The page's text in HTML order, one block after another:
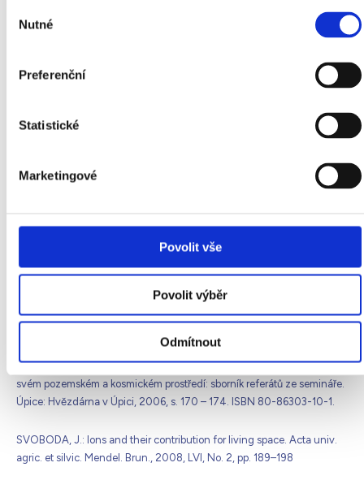
souhlasu
Nutné
Preferenční
Statistické
Marketingové
Povolit vše
Povolit výběr
Odmítnout
vysoce podlimitní hodnota. Dle české legislativy nesmí
hodnoty koncentrace ozónu v životním prostředí překročit
hodnota produkovaného ozonu není vyšší než ta, která se
Coptel, vzdělávací portál pro pedagogické pracovníky a žáky, Ionizace
LAJČÍKOVÁ, A. Elektroiontové mikroklima. SZU.cz [online] Praha:
Státní zdravotní ústav, 13. listopadu 2007 [cit. 2021-11-28].
Dostupné z:
prostredi/elektroiontove-mikroklima
SITAR, J. Vzdušné ionty a naše zdraví. In: MARKOVÁ, E., ed. Člověk ve
svém pozemském a kosmickém prostředí: sborník referátů ze semináře.
Úpice: Hvězdárna v Úpici, 2006, s. 170 – 174. ISBN 80-86303-10-1.
SVOBODA, J.: Ions and their contribution for living space. Acta univ.
agric. et silvic. Mendel. Brun., 2008, LVI, No. 2, pp. 189–198